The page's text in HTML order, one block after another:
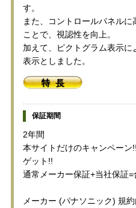
す。
また、コントロールパネル
ことで、視認性を向上。
加えて、ピクトグラム表示
表示としました。
保証期間
2年間
本サイトだけのキャンペー
ゲット!!
通常メーカー保証+当社保証=
メーカー (パナソニック) 規約